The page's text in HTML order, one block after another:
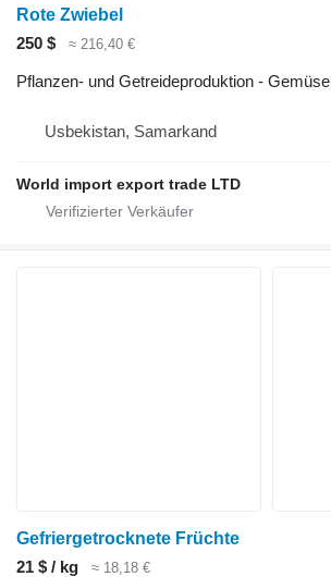
Rote Zwiebel
250 $
≈ 216,40 €
Pflanzen- und Getreideproduktion - Gemüse
Usbekistan, Samarkand
World import export trade LTD
Gefriergetrocknete Früchte
21 $ / kg
≈ 18,18 €